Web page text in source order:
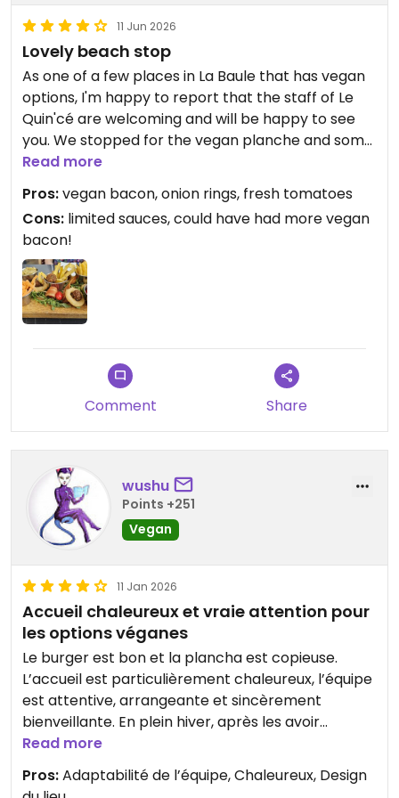
11 Jun 2026
Lovely beach stop
As one of a few places in La Baule that has vegan
options, I'm happy to report that the staff of Le
Quin'cé are welcoming and will be happy to see
you. We stopped for the vegan planche and some
drinks - ours was well composed, with cherry
tomatoes, guacamole, a tiny dish of frites, and
some broccoli bites tucked into onion rings. The
highlight were a couple of skewers with tomatoes
and vegan bacon on them.
It is a bit expensive, but we are in a beach town of
course.
Read more
Pros:vegan bacon, onion rings, fresh tomatoes
Cons: limited sauces, could have had more vegan
bacon!
Comment Share
wushu
Points +251
Vegan
11 Jan 2026
Accueil chaleureux et vraie attention pour
les options véganes
Le burger est bon et la plancha est copieuse.
L’accueil est particulièrement chaleureux, l’équipe
est attentive, arrangeante et sincèrement
bienveillante. En plein hiver, après les avoir
prévenus de notre venue, ils ont même pris
l’initiative de créer un dessert vegan sur mesure
pour nous, ce qui est extrêmement appréciable.
Read more
Pros:Adaptabilité de l’équipe, Chaleureux, Design